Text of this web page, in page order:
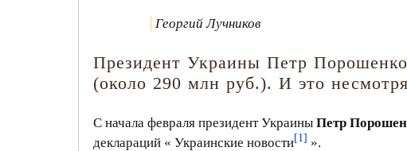
Георгий Лучников
Президент Украины Петр
(около 290 млн руб.). И это
С начала февраля президент Украины Петр
деклараций « Украинские новости[1] ».